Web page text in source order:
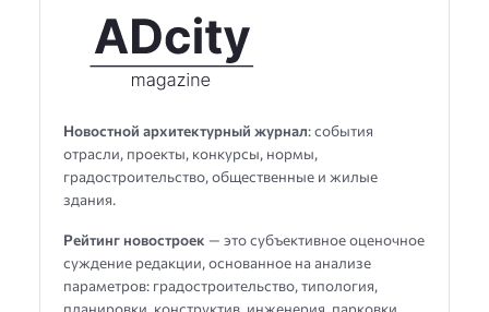
Новостной архитектурный журнал: события
отрасли, проекты, конкурсы, нормы,
градостроительство, общественные и жилые
здания.
Рейтинг новостроек — это субъективное оценочное
суждение редакции, основанное на анализе
параметров: градостроительство, типология,
планировки, конструктив, инженерия, парковки,